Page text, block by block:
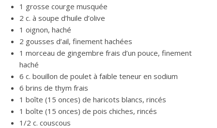
1 grosse courge musquée
2 c. à soupe d’huile d’olive
1 oignon, haché
2 gousses d’ail, finement hachées
1 morceau de gingembre frais d’un pouce, finement
haché
6 c. bouillon de poulet à faible teneur en sodium
6 brins de thym frais
1 boîte (15 onces) de haricots blancs, rincés
1 boîte (15 onces) de pois chiches, rincés
1/2 c. couscous